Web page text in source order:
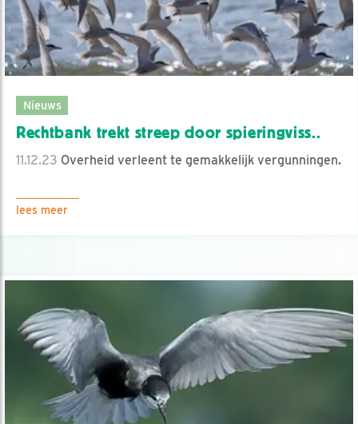
Nieuws
Rechtbank trekt streep door spieringviss..
11.12.23 Overheid verleent te gemakkelijk vergunningen.
lees meer